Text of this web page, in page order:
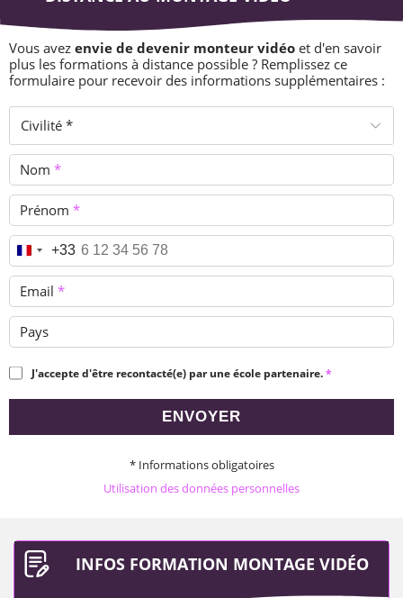
Vous avez envie de devenir monteur vidéo et d'en savoir
plus les formations à distance possible ? Remplissez ce
formulaire pour recevoir des informations supplémentaires :
Civilité *
Nom *
Prénom *
Téléphone *
+33
Email *
Pays
J'accepte d'être recontacté(e) par une école partenaire.*
ENVOYER
* Informations obligatoires
Utilisation des données personnelles
INFOS FORMATION MONTAGE VIDÉO